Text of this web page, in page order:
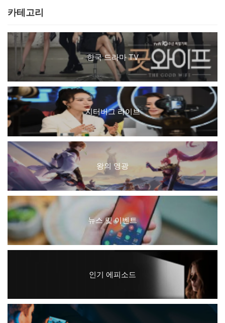
카테고리
한국 드라마 TV
지터버그 라이브
왕의 영광
뉴스 및 이벤트
인기 에피소드